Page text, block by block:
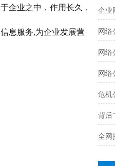
企业之中，作用长久，
息服务,为企业发展营
企业
网络
网络
网络
危机
背后
全网